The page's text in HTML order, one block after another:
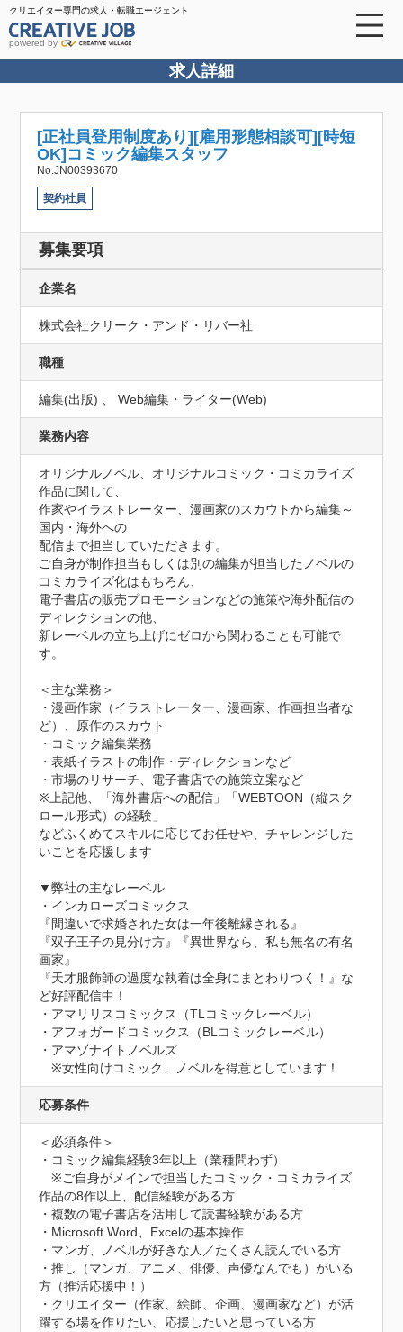
クリエイター専門の求人・転職エージェント
powered by
求人詳細
[正社員登用制度あり][雇用形態相談可][時短
OK]コミック編集スタッフ
No.JN00393670
契約社員
募集要項
企業名
株式会社クリーク・アンド・リバー社
職種
編集(出版) 、 Web編集・ライター(Web)
業務内容
オリジナルノベル、オリジナルコミック・コミカライズ
作品に関して、
作家やイラストレーター、漫画家のスカウトから編集～
国内・海外への
配信まで担当していただきます。
ご自身が制作担当もしくは別の編集が担当したノベルの
コミカライズ化はもちろん、
電子書店の販売プロモーションなどの施策や海外配信の
ディレクションの他、
新レーベルの立ち上げにゼロから関わることも可能で
す。
＜主な業務＞
・漫画作家（イラストレーター、漫画家、作画担当者な
ど）、原作のスカウト
・コミック編集業務
・表紙イラストの制作・ディレクションなど
・市場のリサーチ、電子書店での施策立案など
※上記他、「海外書店への配信」「WEBTOON（縦スク
ロール形式）の経験」
などふくめてスキルに応じてお任せや、チャレンジした
いことを応援します
▼弊社の主なレーベル
・インカローズコミックス
『間違いで求婚された女は一年後離縁される』
『双子王子の見分け方』『異世界なら、私も無名の有名
画家』
『天才服飾師の過度な執着は全身にまとわりつく！』な
ど好評配信中！
・アマリリスコミックス（TLコミックレーベル）
・アフォガードコミックス（BLコミックレーベル）
・アマゾナイトノベルズ
※女性向けコミック、ノベルを得意としています！
応募条件
＜必須条件＞
・コミック編集経験3年以上（業種問わず）
※ご自身がメインで担当したコミック・コミカライズ
作品の8作以上、配信経験がある方
・複数の電子書店を活用して読書経験がある方
・Microsoft Word、Excelの基本操作
・マンガ、ノベルが好きな人／たくさん読んでいる方
・推し（マンガ、アニメ、俳優、声優なんでも）がいる
方（推活応援中！）
・クリエイター（作家、絵師、企画、漫画家など）が活
躍する場を作りたい、応援したいと思っている方